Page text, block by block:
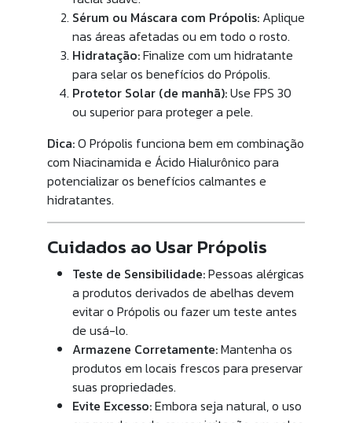
Sérum ou Máscara com Própolis: Aplique
nas áreas afetadas ou em todo o rosto.
Hidratação:Finalize com um hidratante
para selar os benefícios do Própolis.
Protetor Solar (de manhã):Use FPS 30
ou superior para proteger a pele.
Dica:O Própolis funciona bem em combinação
com Niacinamida e Ácido Hialurônico para
potencializar os benefícios calmantes e
hidratantes.
Cuidados ao Usar Própolis
Teste de Sensibilidade:Pessoas alérgicas
a produtos derivados de abelhas devem
evitar o Própolis ou fazer um teste antes
de usá-lo.
Armazene Corretamente:Mantenha os
produtos em locais frescos para preservar
suas propriedades.
Evite Excesso:Embora seja natural, o uso